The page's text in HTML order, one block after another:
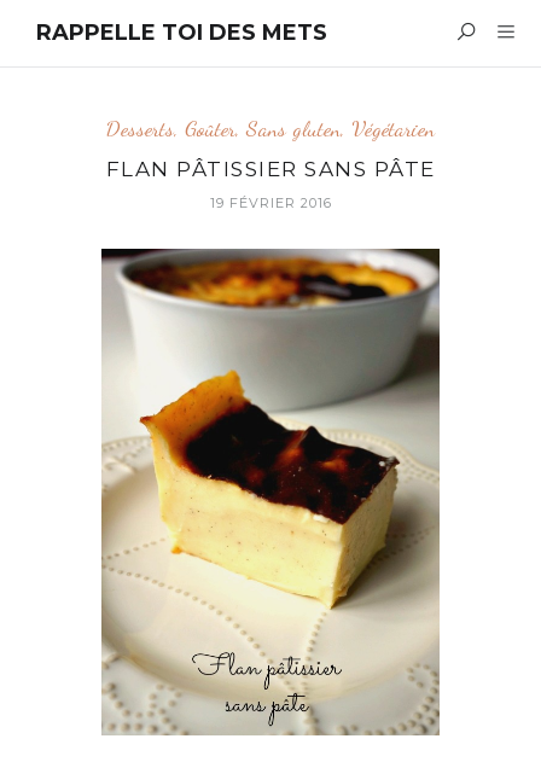
RAPPELLE TOI DES METS
Desserts, Goûter,Sans gluten, Végétarien
FLAN PÂTISSIER SANS PÂTE
19 FÉVRIER 2016